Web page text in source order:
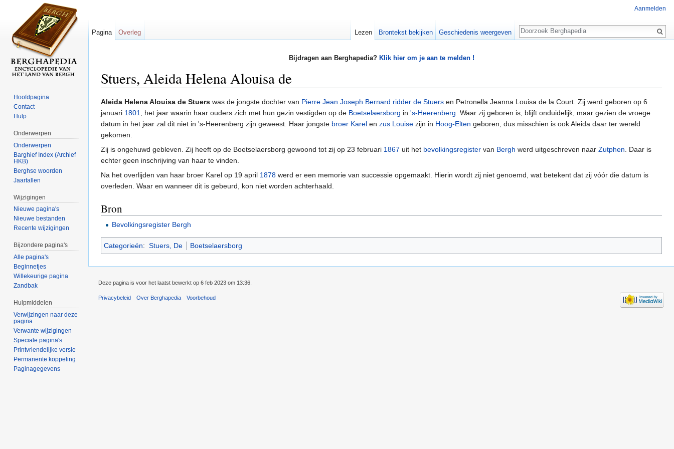
Bijdragen aan Berghapedia? Klik hier om je aan te melden !
Stuers, Aleida Helena Alouisa de
Aleida Helena Alouisa de Stuers was de jongste dochter van Pierre Jean Joseph Bernard ridder de Stuers en Petronella Jeanna Louisa de la Court. Zij werd geboren op 6
januari 1801, het jaar waarin haar ouders zich met hun gezin vestigden op de Boetselaersborg in 's-Heerenberg. Waar zij geboren is, blijft onduidelijk, maar gezien de vroege
datum in het jaar zal dit niet in 's-Heerenberg zijn geweest. Haar jongste broer Karel en zus Louise zijn in Hoog-Elten geboren, dus misschien is ook Aleida daar ter wereld
gekomen.
Zij is ongehuwd gebleven. Zij heeft op de Boetselaersborg gewoond tot zij op 23 februari 1867 uit het bevolkingsregister van Bergh werd uitgeschreven naar Zutphen. Daar is
echter geen inschrijving van haar te vinden.
Na het overlijden van haar broer Karel op 19 april 1878 werd er een memorie van successie opgemaakt. Hierin wordt zij niet genoemd, wat betekent dat zij vóór die datum is
overleden. Waar en wanneer dit is gebeurd, kon niet worden achterhaald.
Bron
Bevolkingsregister Bergh
Categorieën: Stuers, De Boetselaersborg
Aanmelden
Pagina Overleg Lezen Brontekst bekijken Geschiedenis weergeven
Zoeken
Hoofdpagina
Contact
Hulp
Onderwerpen
Onderwerpen
Barghief Index (Archief
HKB)
Berghse woorden
Jaartallen
Wijzigingen
Nieuwe pagina's
Nieuwe bestanden
Recente wijzigingen
Bijzondere pagina's
Alle pagina's
Beginnetjes
Willekeurige pagina
Zandbak
Hulpmiddelen
Verwijzingen naar deze
pagina
Verwante wijzigingen
Speciale pagina's
Printvriendelijke versie
Permanente koppeling
Paginagegevens
Deze pagina is voor het laatst bewerkt op 6 feb 2023 om 13:36.
Privacybeleid Over Berghapedia Voorbehoud